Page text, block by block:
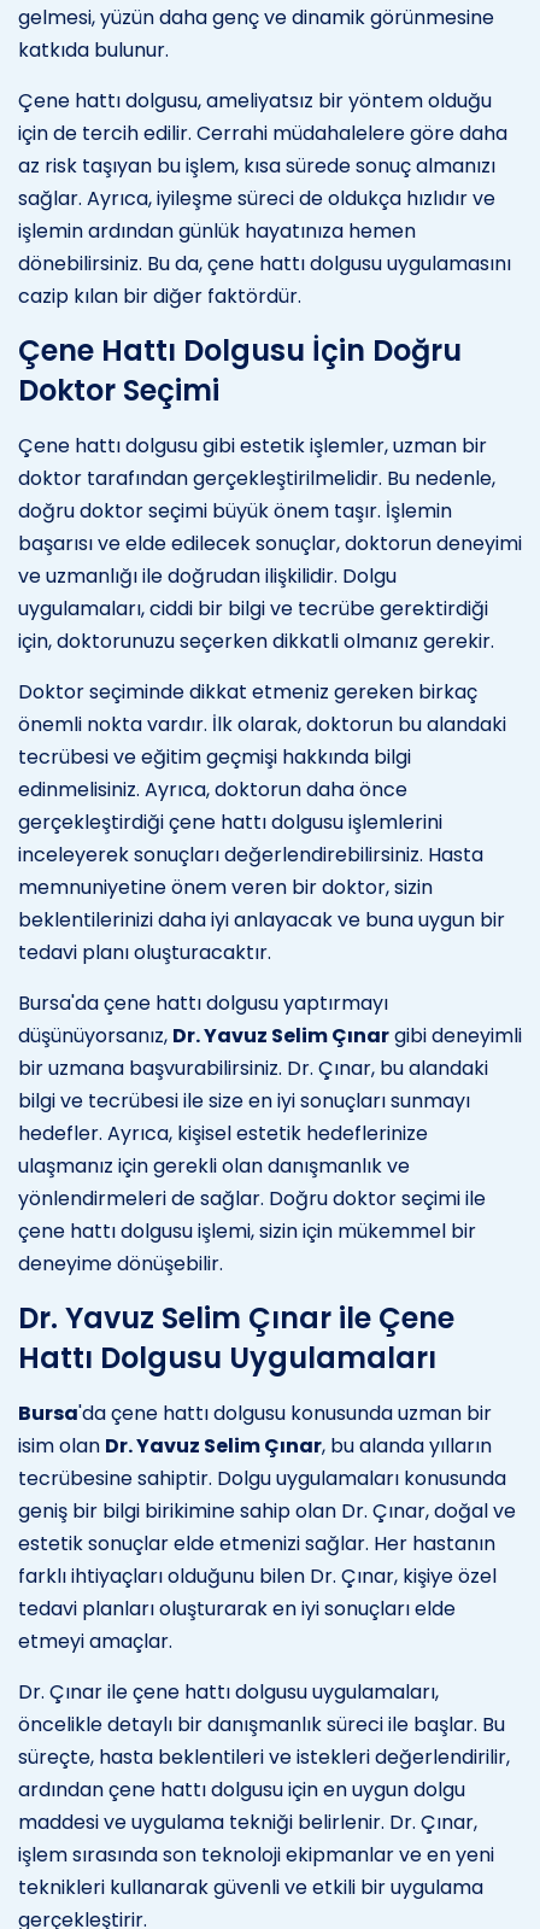
gelmesi, yüzün daha genç ve dinamik görünmesine
katkıda bulunur.
Çene hattı dolgusu, ameliyatsız bir yöntem olduğu
için de tercih edilir. Cerrahi müdahalelere göre daha
az risk taşıyan bu işlem, kısa sürede sonuç almanızı
sağlar. Ayrıca, iyileşme süreci de oldukça hızlıdır ve
işlemin ardından günlük hayatınıza hemen
dönebilirsiniz. Bu da, çene hattı dolgusu uygulamasını
cazip kılan bir diğer faktördür.
Çene Hattı Dolgusu İçin Doğru
Doktor Seçimi
Çene hattı dolgusu gibi estetik işlemler, uzman bir
doktor tarafından gerçekleştirilmelidir. Bu nedenle,
doğru doktor seçimi büyük önem taşır. İşlemin
başarısı ve elde edilecek sonuçlar, doktorun deneyimi
ve uzmanlığı ile doğrudan ilişkilidir. Dolgu
uygulamaları, ciddi bir bilgi ve tecrübe gerektirdiği
için, doktorunuzu seçerken dikkatli olmanız gerekir.
Doktor seçiminde dikkat etmeniz gereken birkaç
önemli nokta vardır. İlk olarak, doktorun bu alandaki
tecrübesi ve eğitim geçmişi hakkında bilgi
edinmelisiniz. Ayrıca, doktorun daha önce
gerçekleştirdiği çene hattı dolgusu işlemlerini
inceleyerek sonuçları değerlendirebilirsiniz. Hasta
memnuniyetine önem veren bir doktor, sizin
beklentilerinizi daha iyi anlayacak ve buna uygun bir
tedavi planı oluşturacaktır.
Bursa'da çene hattı dolgusu yaptırmayı
düşünüyorsanız, Dr. Yavuz Selim Çınargibi deneyimli
bir uzmana başvurabilirsiniz. Dr. Çınar, bu alandaki
bilgi ve tecrübesi ile size en iyi sonuçları sunmayı
hedefler. Ayrıca, kişisel estetik hedeflerinize
ulaşmanız için gerekli olan danışmanlık ve
yönlendirmeleri de sağlar. Doğru doktor seçimi ile
çene hattı dolgusu işlemi, sizin için mükemmel bir
deneyime dönüşebilir.
Dr. Yavuz Selim Çınar ile Çene
Hattı Dolgusu Uygulamaları
Bursa'da çene hattı dolgusu konusunda uzman bir
isim olan Dr. Yavuz Selim Çınar, bu alanda yılların
tecrübesine sahiptir. Dolgu uygulamaları konusunda
geniş bir bilgi birikimine sahip olan Dr. Çınar, doğal ve
estetik sonuçlar elde etmenizi sağlar. Her hastanın
farklı ihtiyaçları olduğunu bilen Dr. Çınar, kişiye özel
tedavi planları oluşturarak en iyi sonuçları elde
etmeyi amaçlar.
Dr. Çınar ile çene hattı dolgusu uygulamaları,
öncelikle detaylı bir danışmanlık süreci ile başlar. Bu
süreçte, hasta beklentileri ve istekleri değerlendirilir,
ardından çene hattı dolgusu için en uygun dolgu
maddesi ve uygulama tekniği belirlenir. Dr. Çınar,
işlem sırasında son teknoloji ekipmanlar ve en yeni
teknikleri kullanarak güvenli ve etkili bir uygulama
gerçekleştirir.